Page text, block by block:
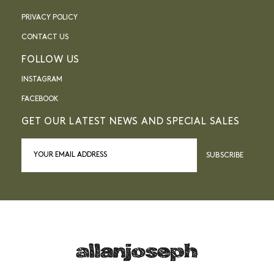
PRIVACY POLICY
CONTACT US
FOLLOW US
INSTAGRAM
FACEBOOK
GET OUR LATEST NEWS AND SPECIAL SALES
SUBSCRIBE